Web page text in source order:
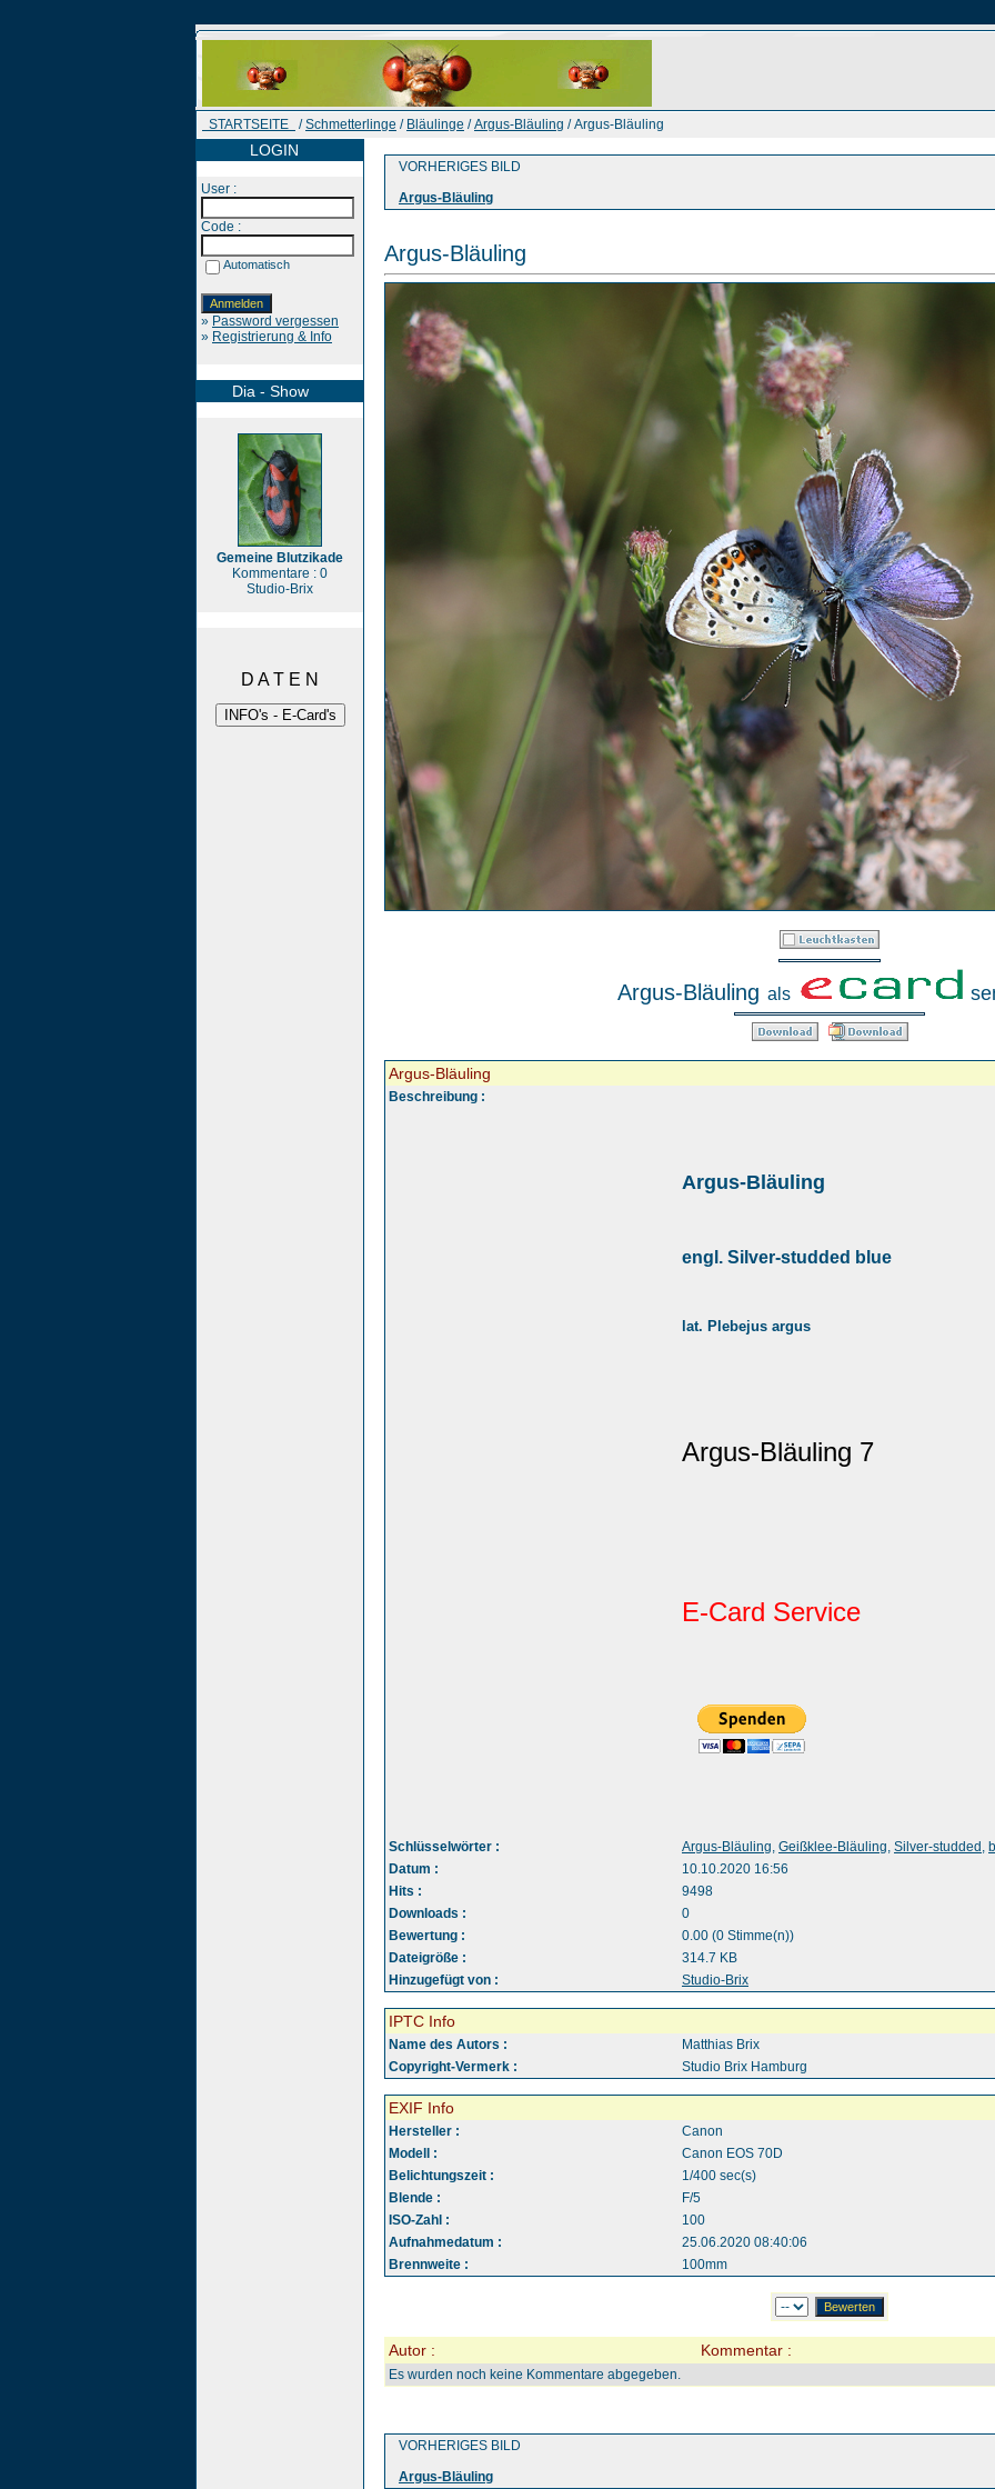
STARTSEITE /Schmetterlinge / Bläulinge /Argus-Bläuling / Argus-Bläuling
LOGIN
User :
Code :
Automatisch
» Password vergessen
» Registrierung & Info
Dia - Show
Gemeine Blutzikade
Kommentare : 0
Studio-Brix
D A T E N
VORHERIGES BILD
Argus-Bläuling
Argus-Bläuling
Argus-Bläuling als
Argus-Bläuling
Beschreibung :
Argus-Bläuling
engl. Silver-studded blue
lat. Plebejus argus
Argus-Bläuling 7
E-Card Service
Schlüsselwörter : Argus-Bläuling, Geißklee-Bläuling, Silver-studded ,
Datum :
10.10.2020 16:56
Hits :
9498
Downloads :
0
Bewertung :
0.00 (0 Stimme(n))
Dateigröße :
314.7 KB
Hinzugefügt von :
Studio-Brix
IPTC Info
Name des Autors :
Matthias Brix
Copyright-Vermerk :
Studio Brix Hamburg
EXIF Info
Hersteller :
Canon
Modell :
Canon EOS 70D
Belichtungszeit :
1/400 sec(s)
Blende :
F/5
ISO-Zahl :
100
Aufnahmedatum :
25.06.2020 08:40:06
Brennweite :
100mm
Autor : Kommentar :
Es wurden noch keine Kommentare abgegeben.
VORHERIGES BILD
Argus-Bläuling